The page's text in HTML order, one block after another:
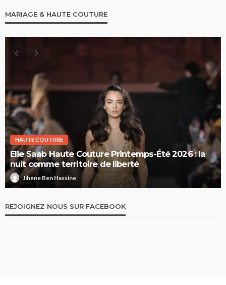
MARIAGE & HAUTE COUTURE
HAUTE COUTURE
Elie Saab Haute Couture Printemps-Été 2026 : la
nuit comme territoire de liberté
Jihène Ben Hassine
REJOIGNEZ NOUS SUR FACEBOOK